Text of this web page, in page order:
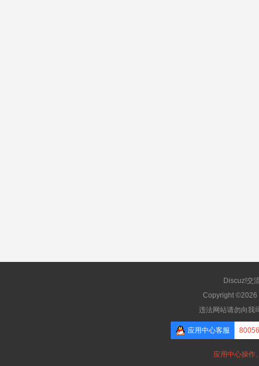
Discuz!交
Copyright ©2026
违法网站请勿向我
应用中心客服
应用中心操作